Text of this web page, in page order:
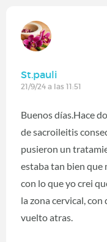
St.pauli
21/9/24 a las 11:51
Buenos días.Hace
de sacroileitis
pusieron un
estaba tan bien que
con lo que yo crei
la zona cervical,
vuelto atras.